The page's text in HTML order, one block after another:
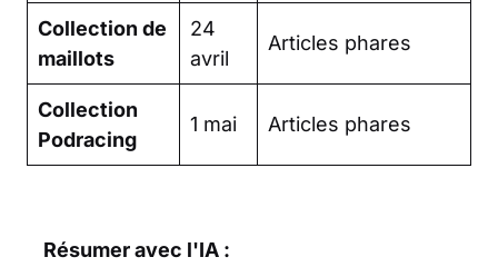
Collection de
maillots
24
avril
Articles phares
Collection
Podracing
1 mai Articles phares
Résumer avec l'IA :